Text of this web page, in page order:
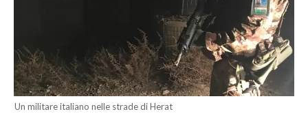
BANDI
SPORT IN SARDEGNA
Un militare italiano nelle strade di Herat